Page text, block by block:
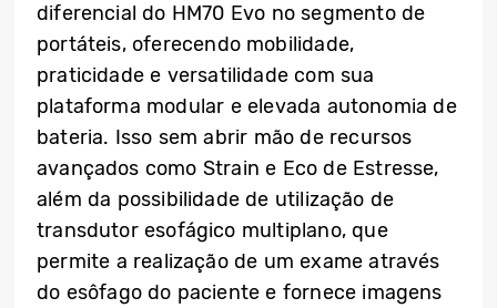
diferencial do HM70 Evo no segmento de
portáteis, oferecendo mobilidade,
praticidade e versatilidade com sua
plataforma modular e elevada autonomia de
bateria. Isso sem abrir mão de recursos
avançados como Strain e Eco de Estresse,
além da possibilidade de utilização de
transdutor esofágico multiplano, que
permite a realização de um exame através
do esôfago do paciente e fornece imagens